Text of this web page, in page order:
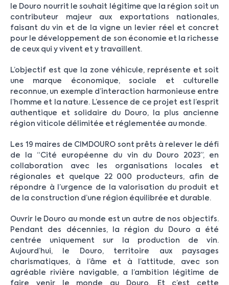
le Douro nourrit le souhait légitime que la région soit un
contributeur majeur aux exportations nationales,
faisant du vin et de la vigne un levier réel et concret
pour le développement de son économie et la richesse
de ceux qui y vivent et y travaillent.
L’objectif est que la zone véhicule, représente et soit
une marque économique, sociale et culturelle
reconnue, un exemple d’interaction harmonieuse entre
l’homme et la nature. L’essence de ce projet est l’esprit
authentique et solidaire du Douro, la plus ancienne
région viticole délimitée et réglementée au monde.
Les 19 maires de CIMDOURO sont prêts à relever le défi
de la “Cité européenne du vin du Douro 2023”, en
collaboration avec les organisations locales et
régionales et quelque 22 000 producteurs, afin de
répondre à l’urgence de la valorisation du produit et
de la construction d’une région équilibrée et durable.
Ouvrir le Douro au monde est un autre de nos objectifs.
Pendant des décennies, la région du Douro a été
centrée uniquement sur la production de vin.
Aujourd’hui, le Douro, territoire aux paysages
charismatiques, à l’âme et à l’attitude, avec son
agréable rivière navigable, a l’ambition légitime de
faire venir le monde au Douro. Et c’est cette